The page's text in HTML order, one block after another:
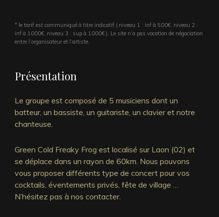
* le tarif est communiqué à titre indicatif ( niveau 1 : inf à 500€, niveau 2 :
inf à 1000€, niveau 3 : sup à 1000€ ). Le site n’a pas vocation de négociation
entre l’organisateur et l’artiste.
Présentation
Le groupe est composé de 5 musiciens dont un
batteur, un bassiste, un guitariste, un clavier et notre
chanteuse.
Green Cold Freaky Frog est localisé sur Laon (02) et
se déplace dans un rayon de 60km. Nous pouvons
vous proposer différents type de concert pour vos
cocktails, éventements privés, fête de village …
N’hésitez pas à nos contacter.